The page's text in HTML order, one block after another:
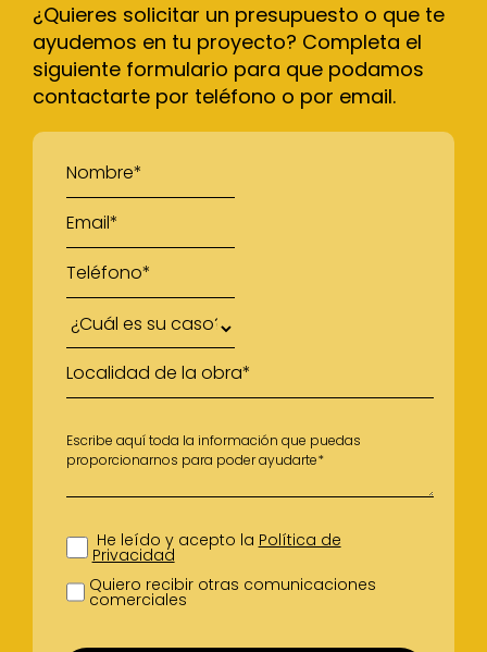
¿Quieres solicitar un presupuesto o que te
ayudemos en tu proyecto? Completa el
siguiente formulario para que podamos
contactarte por teléfono o por email.
He leído y acepto la Política de
Privacidad
Quiero recibir otras comunicaciones
comerciales